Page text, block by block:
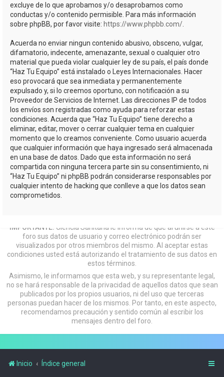
excluye de lo que aprobamos y/o desaprobamos como
conductas y/o contenido permisible. Para más información
sobre phpBB, por favor visite: https://www.phpbb.com/
Acuerda no enviar ningun contenido abusivo, obsceno, vulgar,
difamatorio, indecente, amenazante, sexual o cualquier otro
material que pueda violar cualquier ley de su país, el país donde
“Haz Tu Equipo” está instalado o Leyes Internacionales. Hacer
eso provocará que sea inmediata y permanentemente
expulsado y, si lo creemos oportuno, con notificación a su
Proveedor de Servicios de Internet. Las direcciones IP de todos
los envíos son registradas como ayuda para reforzar estas
condiciones. Acuerda que “Haz Tu Equipo” tiene derecho a
eliminar, editar, mover o cerrar cualquier tema en cualquier
momento que lo creamos conveniente. Como usuario acuerda
que cualquier información que haya ingresado será almacenada
en una base de datos. Dado que esta información no será
compartida con ninguna tercera parte sin su consentimiento, ni
“Haz Tu Equipo” ni phpBB podrán considerarse responsables por
cualquier intento de hacking que conlleve a que los datos sean
comprometidos.
IMPORTANTE: Ciencia Sanitaria le informa de que al unirse a este
foro sus datos de usuario y correo electrónico podrán ser
visualizados por otros miembros del mismo. Al aceptar estas
condiciones usted está autorizando el tratamiento de sus datos en
estos términos.
Asimismo, le informamos que esta web, y su representante legal,
no se hará responsable de la privacidad de aquellos datos que sean
publicados por los propios usuarios, ni del uso que terceras
personas puedan hacer de los mismos. Por tanto, en este aspecto,
recomendamos precaución y sentido común al escribir los
mensajes dentro del foro.
Inicio Índice general